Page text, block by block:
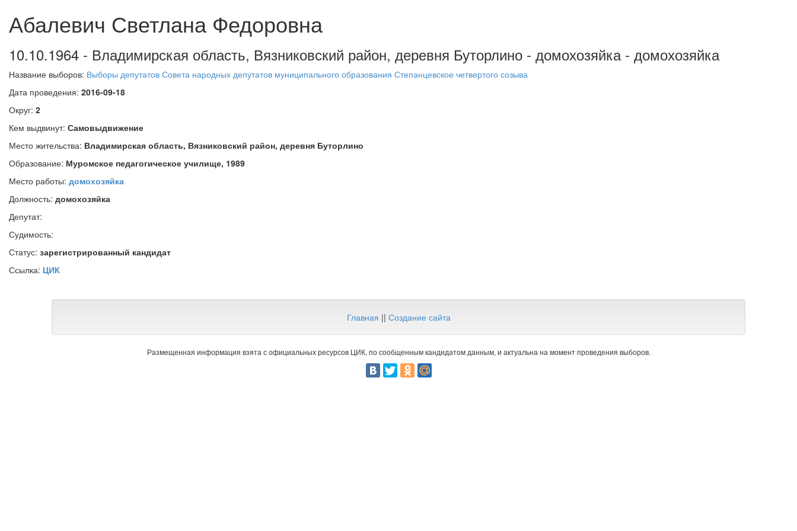
Абалевич Светлана Федоровна
10.10.1964 - Владимирская область, Вязниковский район, деревня Буторлино - домохозяйка - домохозяйка
Название выборов: Выборы депутатов Совета народных депутатов муниципального образования Степанцевское четвертого созыва
Дата проведения: 2016-09-18
Округ: 2
Кем выдвинут: Самовыдвижение
Место жительства: Владимирская область, Вязниковский район, деревня Буторлино
Образование: Муромское педагогическое училище, 1989
Место работы: домохозяйка
Должность: домохозяйка
Депутат:
Судимость:
Статус: зарегистрированный кандидат
Ссылка: ЦИК
Главная || Создание сайта
Размещенная информация взята с официальных ресурсов ЦИК, по сообщенным кандидатом данным, и актуальна на момент проведения выборов.